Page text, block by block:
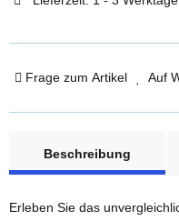
Frage zum Artikel Auf
Beschreibung
Erleben Sie das